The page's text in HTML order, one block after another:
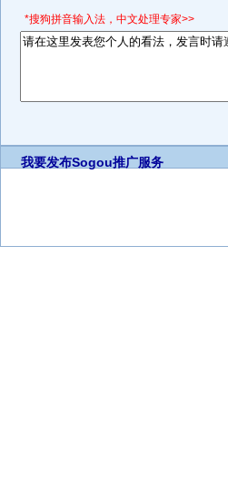
*搜狗拼音输入法，中文处理专家>>
我要发布Sogou推广服务